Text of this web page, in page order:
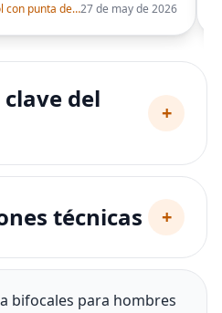
Ohuhu Marcadores de alcohol con punta de pincel – Juego de marcadores artísticos de doble punta con certificación AP para artistas adultos27 de may de 2026
del
+
técnicas +
bifocales para hombres